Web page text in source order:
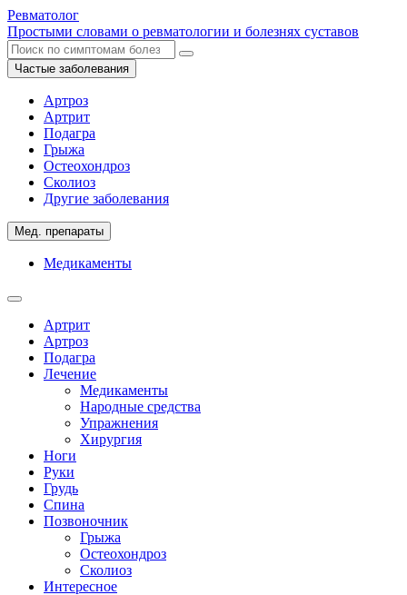
Ревматолог
Простыми словами о ревматологии и болезнях суставов
Частые заболевания
Артроз
Артрит
Подагра
Грыжа
Остеохондроз
Сколиоз
Другие заболевания
Мед. препараты
Медикаменты
Артрит
Артроз
Подагра
Лечение
Медикаменты
Народные средства
Упражнения
Хирургия
Ноги
Руки
Грудь
Спина
Позвоночник
Грыжа
Остеохондроз
Сколиоз
Интересное